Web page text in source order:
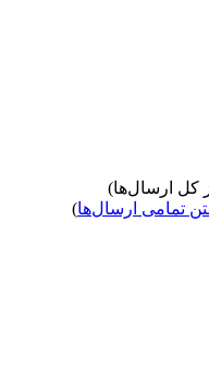
تمامی ارسال‌ها)